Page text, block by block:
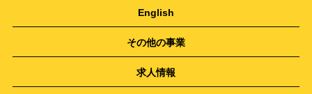
English
その他の事業
求人情報